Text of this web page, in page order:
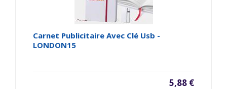
Carnet Publicitaire Avec Clé Usb -
LONDON15
5,88 €